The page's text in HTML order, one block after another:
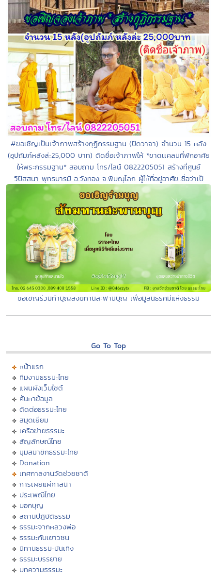
#ขอเชิญเป็นเจ้าภาพสร้างกุฏิกรรมฐาน (ปิดวาจา) จำนวน 15 หลัง
(อุปถัมภ์หลังล่ะ25,000 บาท) ติดชื่อเจ้าภาพให้ *ขาดเเคลนที่พักอาศัย
ให้พระกรรมฐาน* สอบถาม โทร/ไลน์ 0822205051 สร้างที่ศูนย์
วิปัสสนา พุทธบารมี อ.วังทอง จ.พิษณุโลก ผู้ให้ที่อยู่อาศัย..ชื่อว่าเป็
ขอเชิญร่วมทำบุญสังฆทานสะพานบุญ เพื่อมูลนิธิรัศมีแห่งธรรม
Go To Top
หน้าแรก
ทีมงานธรรมะไทย
แผนผังเว็บไซต์
ค้นหาข้อมูล
ติดต่อธรรมะไทย
สมุดเยี่ยม
เครือข่ายธรรมะ
สัญลักษณ์ไทย
มุมสมาชิกธรรมะไทย
Donation
เทศกาลงานวัดช่วยชาติ
การเผยแผ่ศาสนา
ประเพณีไทย
บอกบุญ
สถานปฏิบัติธรรม
ธรรมะจากหลวงพ่อ
ธรรมะกับเยาวชน
นิทานธรรมะบันเทิง
ธรรมะบรรยาย
บทความธรรมะ